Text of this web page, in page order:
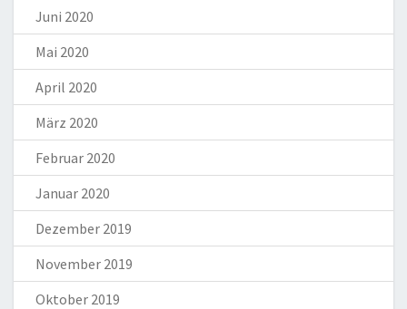
Juni 2020
Mai 2020
April 2020
März 2020
Februar 2020
Januar 2020
Dezember 2019
November 2019
Oktober 2019